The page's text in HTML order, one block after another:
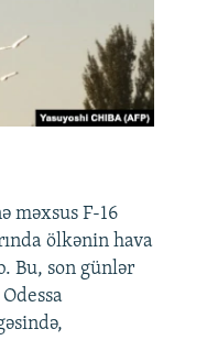
məxsus F-16
ölkənin hava
Bu, son günlər